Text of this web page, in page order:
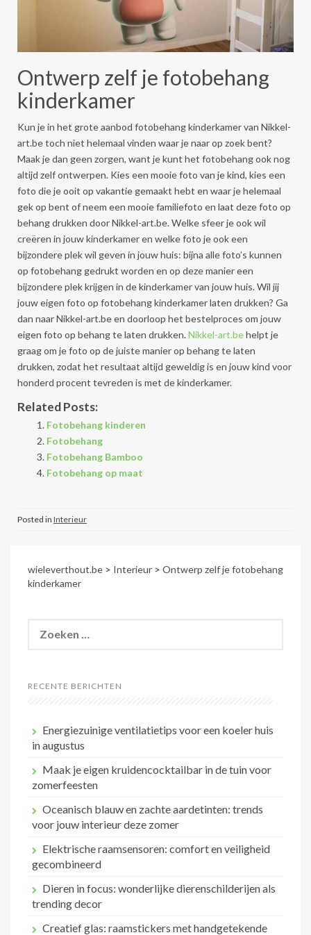
Ontwerp zelf je fotobehang
kinderkamer
Kun je in het grote aanbod fotobehang kinderkamer van Nikkel-
art.be toch niet helemaal vinden waar je naar op zoek bent?
Maak je dan geen zorgen, want je kunt het fotobehang ook nog
altijd zelf ontwerpen. Kies een mooie foto van je kind, kies een
foto die je ooit op vakantie gemaakt hebt en waar je helemaal
gek op bent of neem een mooie familiefoto en laat deze foto op
behang drukken door Nikkel-art.be. Welke sfeer je ook wil
creëren in jouw kinderkamer en welke foto je ook een
bijzondere plek wil geven in jouw huis: bijna alle foto’s kunnen
op fotobehang gedrukt worden en op deze manier een
bijzondere plek krijgen in de kinderkamer van jouw huis. Wil jij
jouw eigen foto op fotobehang kinderkamer laten drukken? Ga
dan naar Nikkel-art.be en doorloop het bestelproces om jouw
eigen foto op behang te laten drukken.Nikkel-art.behelpt je
graag om je foto op de juiste manier op behang te laten
drukken, zodat het resultaat altijd geweldig is en jouw kind voor
honderd procent tevreden is met de kinderkamer.
Related Posts:
Fotobehang kinderen
Fotobehang
Fotobehang Bamboo
Fotobehang op maat
Posted in Interieur
wieleverthout.be > Interieur > Ontwerp zelf je fotobehang
kinderkamer
naar:
RECENTE BERICHTEN
Energiezuinige ventilatietips voor een koeler huis
in augustus
Maak je eigen kruidencocktailbar in de tuin voor
zomerfeesten
Oceanisch blauw en zachte aardetinten: trends
voor jouw interieur deze zomer
Elektrische raamsensoren: comfort en veiligheid
gecombineerd
Dieren in focus: wonderlijke dierenschilderijen als
trending decor
Creatief glas: raamstickers met handgetekende